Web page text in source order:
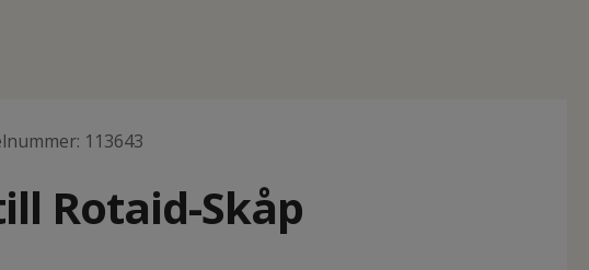
113643
Rotaid-Skåp